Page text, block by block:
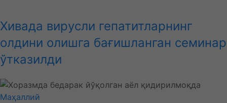
Хивада вирусли гепатитларнинг
олдини олишга бағишланган семинар
ўтказилди
Маҳаллий